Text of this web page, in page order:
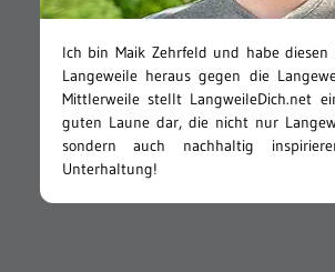
Ich bin Maik Zehrfeld und habe
Langeweile heraus gegen die
Mittlerweile stellt LangweileDich.net
guten Laune dar, die nicht nur
sondern auch nachhaltig
Unterhaltung!